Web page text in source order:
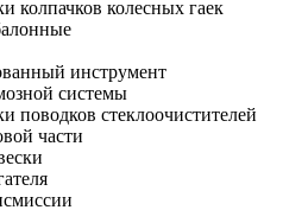
колпачков колесных гаек
инструмент
системы
поводков стеклоочистителей
части